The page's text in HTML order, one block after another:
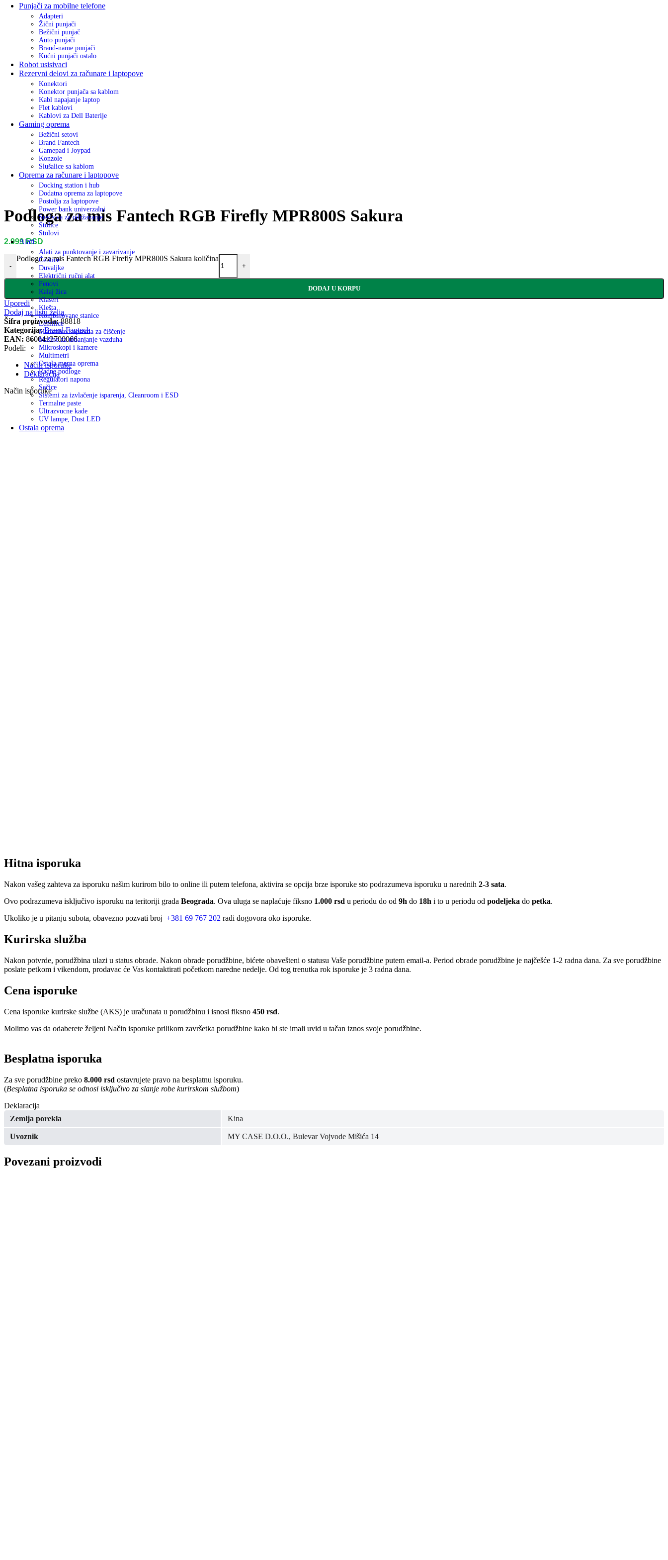
Punjači za mobilne telefone
Adapteri
Žični punjači
Bežični punjač
Auto punjači
Brand-name punjači
Kućni punjači ostalo
Robot usisivaci
Rezervni delovi za računare i laptopove
Konektori
Konektor punjača sa kablom
Kabl napajanje laptop
Flet kablovi
Kablovi za Dell Baterije
Gaming oprema
Bežični setovi
Brand Fantech
Gamepad i Joypad
Konzole
Slušalice sa kablom
Oprema za računare i laptopove
Docking station i hub
Dodatna oprema za laptopove
Postolja za laptopove
Power bank univerzalni
Sredstva za održavanje
Stolice
Stolovi
Alati
Alati za punktovanje i zavarivanje
Četkice
Duvaljke
Električni ručni alat
Fenovi
Kalaj žica
Klaseri
Klešta
Kombinovane stanice
Lemilice
Maramice i oprema za čiščenje
Mašine za uklanjanje vazduha
Mikroskopi i kamere
Multimetri
Ostala merna oprema
Radne podloge
Regulatori napona
Sečice
Sistemi za izvlačenje isparenja, Cleanroom i ESD
Termalne paste
Ultrazvucne kade
UV lampe, Dust LED
Ostala oprema
Podloga za mis Fantech RGB Firefly MPR800S Sakura
2.999RSD
-
Podloga za mis Fantech RGB Firefly MPR800S Sakura količina
+
DODAJ U KORPU
Uporedi
Dodaj na listu želja
Šifra proizvoda:88818
Kategorija: Brand Fantech
EAN: 8600412700066
Podeli:
Način isporuke
Deklaracija
Način isporuke
Hitna isporuka
Nakon vašeg zahteva za isporuku našim kurirom bilo to online ili putem telefona, aktivira se opcija brze isporuke sto podrazumeva isporuku u narednih 2-3 sata.
Ovo podrazumeva isključivo isporuku na teritoriji grada Beograda. Ova uluga se naplaćuje fiksno 1.000 rsd u periodu do od 9h do 18h i to u periodu od podeljeka do petka.
Ukoliko je u pitanju subota, obavezno pozvati broj +381 69 767 202 radi dogovora oko isporuke.
Kurirska služba
Nakon potvrde, porudžbina ulazi u status obrade. Nakon obrade porudžbine, bićete obavešteni o statusu Vaše porudžbine putem email-a. Period obrade porudžbine je najčešće 1-2 radna dana. Za sve porudžbine
poslate petkom i vikendom, prodavac će Vas kontaktirati početkom naredne nedelje. Od tog trenutka rok isporuke je 3 radna dana.
Cena isporuke
Cena isporuke kurirske službe (AKS) je uračunata u porudžbinu i isnosi fiksno 450 rsd.
Molimo vas da odaberete željeni Način isporuke prilikom završetka porudžbine kako bi ste imali uvid u tačan iznos svoje porudžbine.
Besplatna isporuka
Za sve porudžbine preko 8.000 rsd ostavrujete pravo na besplatnu isporuku.
(Besplatna isporuka se odnosi isključivo za slanje robe kurirskom službom)
Deklaracija
Zemlja porekla
Kina
Uvoznik MY CASE D.O.O., Bulevar Vojvode Mišića 14
Povezani proizvodi